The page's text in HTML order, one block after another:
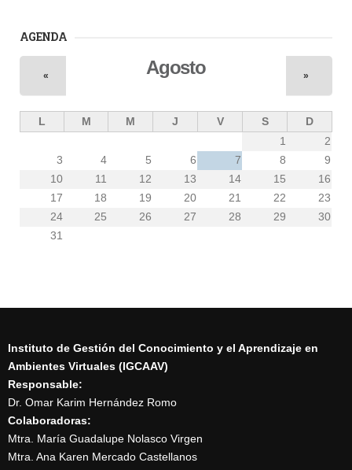
AGENDA
Agosto
« »
L M M J V S
D
1
2
3
4 5 6 7 8
9
10
11 12 13 14 15
16
17
18 19 20 21 22
23
24
25 26 27 28 29
30
31
Instituto de Gestión del Conocimiento y el Aprendizaje en
Ambientes Virtuales (IGCAAV)
Responsable:
Dr. Omar Karim Hernández Romo
Colaboradoras:
Mtra. María Guadalupe Nolasco Virgen
Mtra. Ana Karen Mercado Castellanos